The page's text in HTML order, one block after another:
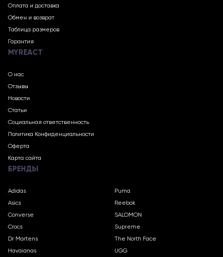
Оплата и доставка
Обмен и возврат
Таблица размеров
Гарантия
MYREACT
О нас
Отзывы
Новости
Статьи
Социальная ответственность
Политика Конфиденциальности
Оферта
Карта сайта
БРЕНДЫ
Adidas
Asics
Converse
Crocs
Dr Martens
Havaianas
Puma
Reebok
SALOMON
Supreme
The North Face
UGG